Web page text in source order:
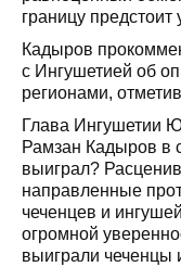
границу
Кадыров
с Ингушетией об
регионами,
Глава Ингушетии
Рамзан Кадыров в
выиграл?
направленные
чеченцев и
огромной
выиграли чеченцы